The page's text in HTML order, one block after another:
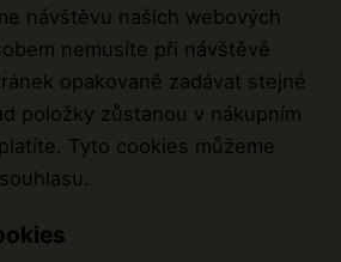
návštěvu našich webových
nemusíte při návštěvě
opakovaně zadávat stejné
položky zůstanou v nákupním
Tyto cookies můžeme